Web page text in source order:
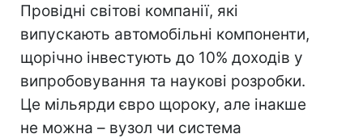
Провідні світові компанії, які
випускають автомобільні компоненти,
щорічно інвестують до 10% доходів у
випробовування та наукові розробки.
Це мільярди євро щороку, але інакше
не можна – вузол чи система